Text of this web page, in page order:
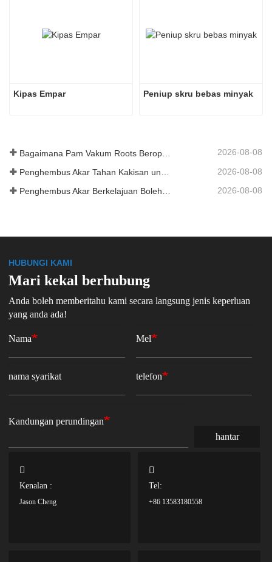
Kipas Empar Peniup skru bebas minyak
2026-08-08
2026-08-08
Penghembus Akar Berkelajuan Boleh Ubah untuk Pengeluaran Kilang Simen 2026-08-08
HUBUNGI KAMI
Mari kekal berhubung
Anda boleh memberitahu kami secara langsung jenis keperluan
yang anda ada!
Nama Mel
nama syarikat telefon
Kandungan perundingan
hantar
Kenalan :
Jason Cheng
Tel:
+86 13583180558